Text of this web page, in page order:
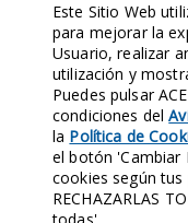
FOTOS DE
ÚLTIMAS NOTICIAS SIGLO
FOTOS ANTIGUAS SIGLO XV
Entra en nuestras Redes
Historia al instante.
1970
Este Sitio Web
para mejorar la
Usuario, realizar
utilización y
Puedes pulsar
condiciones del
la Política de
el botón 'Cambiar
cookies según
RECHAZARLAS